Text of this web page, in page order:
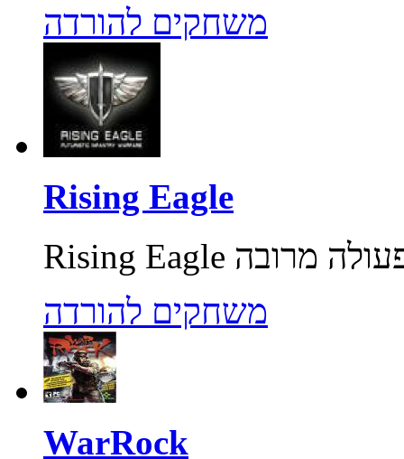
משחקים להורדה
Rising Eagle
משחקים להורדה
WarRock